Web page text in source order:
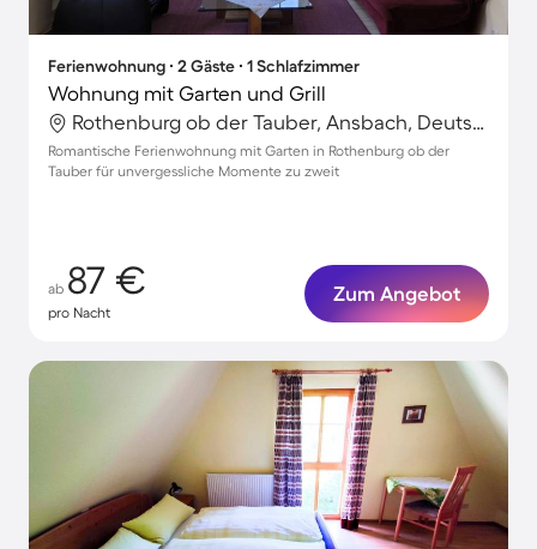
Ferienwohnung ∙ 2 Gäste ∙ 1 Schlafzimmer
Wohnung mit Garten und Grill
Rothenburg ob der Tauber, Ansbach, Deutschland
Romantische Ferienwohnung mit Garten in Rothenburg ob der
Tauber für unvergessliche Momente zu zweit
ab 87 €
pro Nacht
Zum Angebot